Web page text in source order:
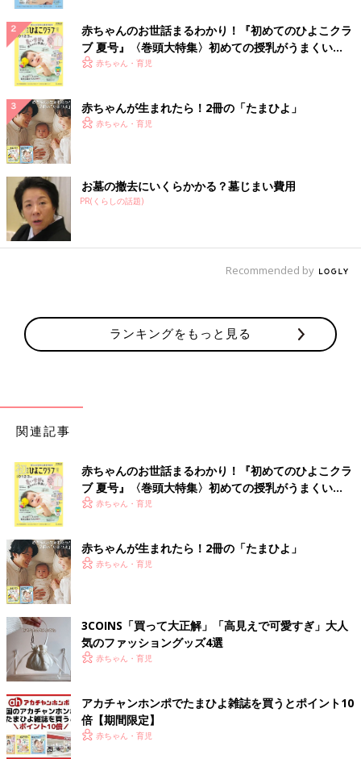
赤ちゃんのお世話まるわかり！『初めてのひよこクラ
ブ 夏号』〈巻頭大特集〉初めての授乳がうまくい
く！ おっぱい・ミルクの基本と夏のトラブル 解決テ
赤ちゃん・育児
赤ちゃんが生まれたら！2冊の「たまひよ」
赤ちゃん・育児
お墓の撤去にいくらかかる？墓じまい費用
PR(くらしの話題)
Recommended by
ランキングをもっと見る
関連記事
赤ちゃんのお世話まるわかり！『初めてのひよこクラ
ブ 夏号』〈巻頭大特集〉初めての授乳がうまくい
く！ おっぱい・ミルクの基本と夏のトラブル 解決テ
赤ちゃん・育児
赤ちゃんが生まれたら！2冊の「たまひよ」
赤ちゃん・育児
3COINS「買って大正解」「高見えで可愛すぎ」大人
気のファッショングッズ4選
赤ちゃん・育児
アカチャンホンポでたまひよ雑誌を買うとポイント10
倍【期間限定】
赤ちゃん・育児